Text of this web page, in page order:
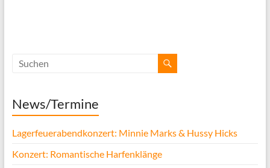
News/Termine
Lagerfeuerabendkonzert: Minnie Marks & Hussy Hicks
Konzert: Romantische Harfenklänge